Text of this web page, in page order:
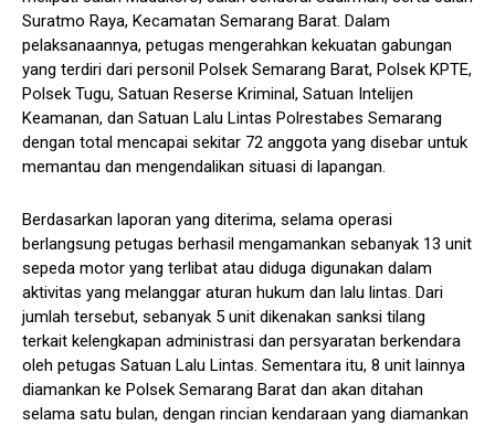
Suratmo Raya, Kecamatan Semarang Barat. Dalam
pelaksanaannya, petugas mengerahkan kekuatan gabungan
yang terdiri dari personil Polsek Semarang Barat, Polsek KPTE,
Polsek Tugu, Satuan Reserse Kriminal, Satuan Intelijen
Keamanan, dan Satuan Lalu Lintas Polrestabes Semarang
dengan total mencapai sekitar 72 anggota yang disebar untuk
memantau dan mengendalikan situasi di lapangan.
Berdasarkan laporan yang diterima, selama operasi
berlangsung petugas berhasil mengamankan sebanyak 13 unit
sepeda motor yang terlibat atau diduga digunakan dalam
aktivitas yang melanggar aturan hukum dan lalu lintas. Dari
jumlah tersebut, sebanyak 5 unit dikenakan sanksi tilang
terkait kelengkapan administrasi dan persyaratan berkendara
oleh petugas Satuan Lalu Lintas. Sementara itu, 8 unit lainnya
diamankan ke Polsek Semarang Barat dan akan ditahan
selama satu bulan, dengan rincian kendaraan yang diamankan